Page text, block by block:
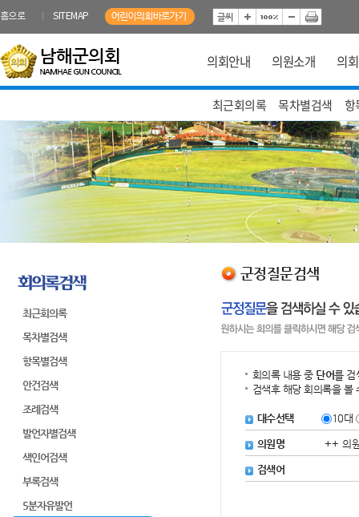
홈으로
SITEMAP
의회안내 의원소개 의
최근회의록 목차별검색
항
군정질문검색
최근회의록
목차별검색
항목별검색
안건검색
조례검색
발언자별검색
색인어검색
부록검색
5분자유발언
군정질문검색
회의록 내용 중 단어를 검
검색후 해당 회의록을 볼
대수선택 10대
의원명
검색어